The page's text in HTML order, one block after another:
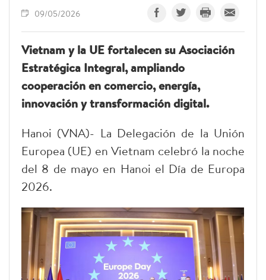
09/05/2026
Vietnam y la UE fortalecen su Asociación
Estratégica Integral, ampliando
cooperación en comercio, energía,
innovación y transformación digital.
Hanoi (VNA)- La Delegación de la Unión
Europea (UE) en Vietnam celebró la noche
del 8 de mayo en Hanoi el Día de Europa
2026.